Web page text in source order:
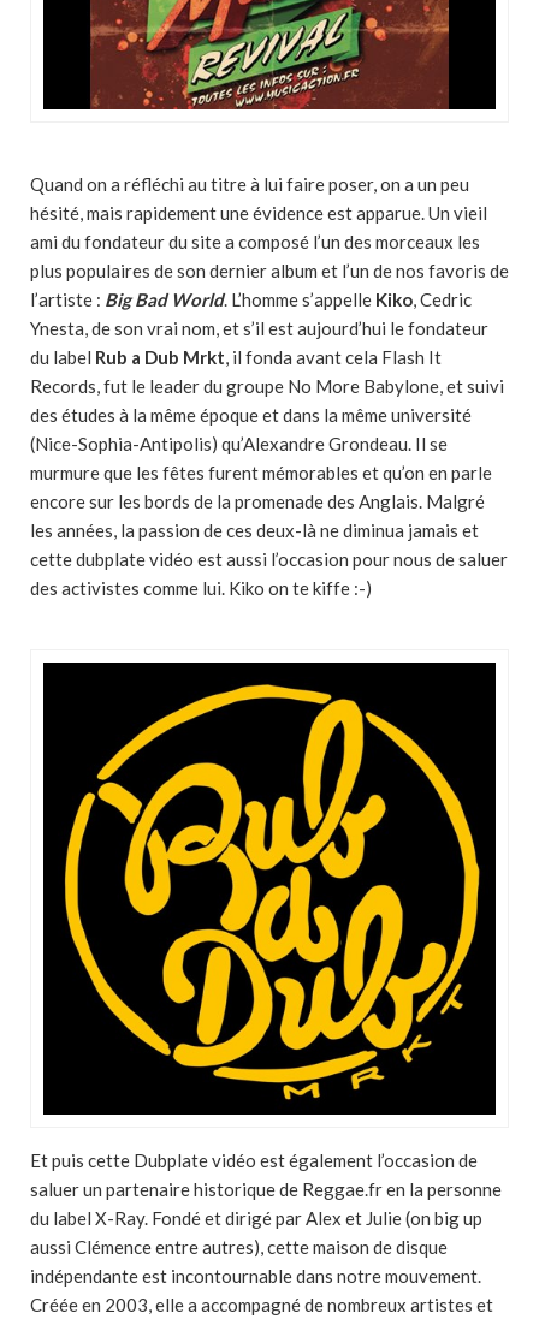
Quand on a réfléchi au titre à lui faire poser, on a un peu
hésité, mais rapidement une évidence est apparue. Un vieil
ami du fondateur du site a composé l’un des morceaux les
plus populaires de son dernier album et l’un de nos favoris de
l’artiste : Big Bad World. L’homme s’appelle Kiko , Cedric
Ynesta, de son vrai nom, et s’il est aujourd’hui le fondateur
du label Rub a Dub Mrkt , il fonda avant cela Flash It
Records, fut le leader du groupe No More Babylone, et suivi
des études à la même époque et dans la même université
(Nice-Sophia-Antipolis) qu’Alexandre Grondeau. Il se
murmure que les fêtes furent mémorables et qu’on en parle
encore sur les bords de la promenade des Anglais. Malgré
les années, la passion de ces deux-là ne diminua jamais et
cette dubplate vidéo est aussi l’occasion pour nous de saluer
des activistes comme lui. Kiko on te kiffe :-)
Et puis cette Dubplate vidéo est également l’occasion de
saluer un partenaire historique de Reggae.fr en la personne
du label X-Ray. Fondé et dirigé par Alex et Julie (on big up
aussi Clémence entre autres), cette maison de disque
indépendante est incontournable dans notre mouvement.
Créée en 2003, elle a accompagné de nombreux artistes et